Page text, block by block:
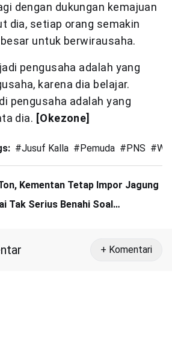
dengan dukungan kemajuan
dia, setiap orang semakin
untuk berwirausaha.
pengusaha adalah yang
karena dia belajar.
pengusaha adalah yang
dia. [Okezone]
#Jusuf Kalla #Pemuda #PNS #
Kementan Tetap Impor Jagung
Tak Serius Benahi Soal
+ Komentari